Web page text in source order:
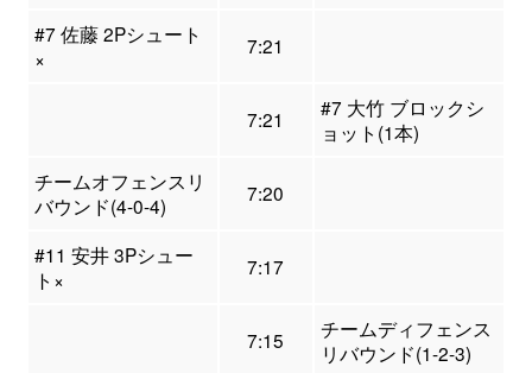
#7 佐藤 2Pシュート
×
7:21
7:21
#7 大竹 ブロックシ
ョット(1本)
チームオフェンスリ
バウンド(4-0-4)
7:20
#11 安井 3Pシュー
ト×
7:17
7:15
チームディフェンス
リバウンド(1-2-3)